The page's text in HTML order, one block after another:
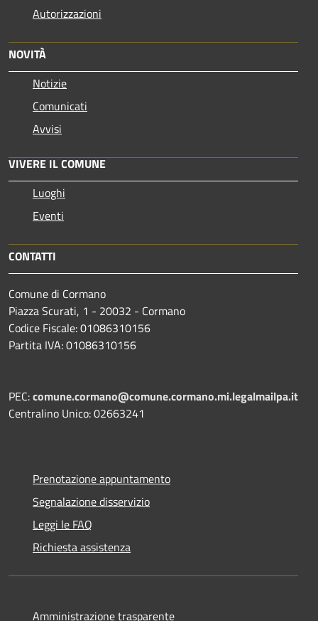
Autorizzazioni
NOVITÀ
Notizie
Comunicati
Avvisi
VIVERE IL COMUNE
Luoghi
Eventi
CONTATTI
Comune di Cormano
Piazza Scurati, 1 - 20032 - Cormano
Codice Fiscale: 01086310156
Partita IVA: 01086310156
PEC:comune.cormano@comune.cormano.mi.legalmailpa.it
Centralino Unico: 02663241
Prenotazione appuntamento
Segnalazione disservizio
Leggi le FAQ
Richiesta assistenza
Amministrazione trasparente